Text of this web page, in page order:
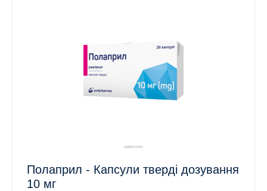
Полаприл - Капсули тверді дозування
10 мг